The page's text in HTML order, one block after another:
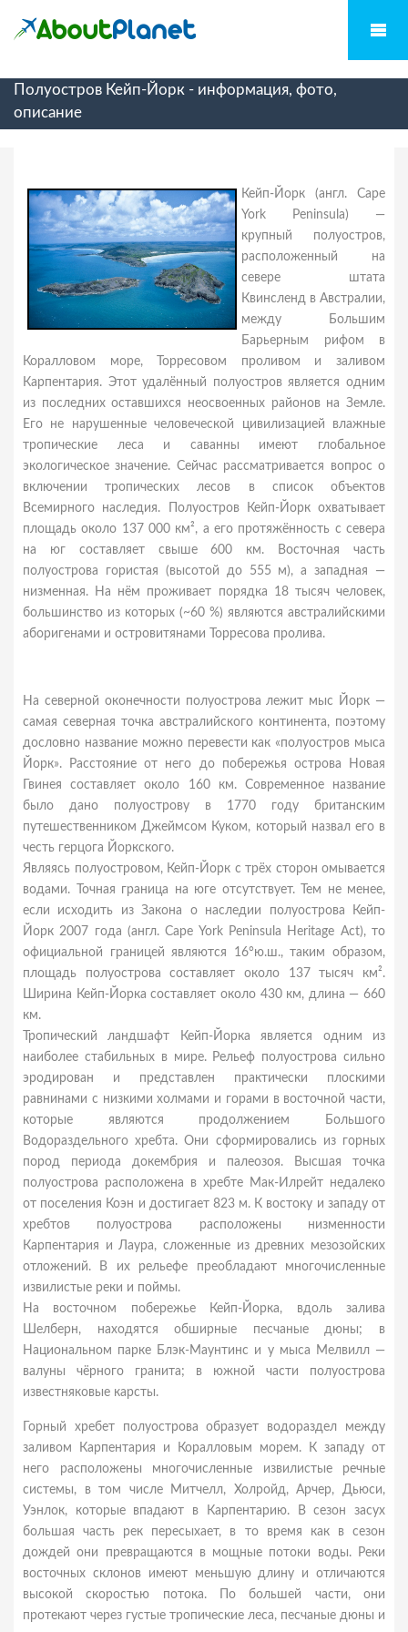
Полуостров Кейп-Йорк - информация, фото,
описание
Кейп-Йорк (англ. Cape
York Peninsula) —
крупный полуостров,
расположенный на
севере штата
Квинсленд в Австралии,
между Большим
Барьерным рифом в
Коралловом море, Торресовом проливом и заливом
Карпентария. Этот удалённый полуостров является одним
из последних оставшихся неосвоенных районов на Земле.
Его не нарушенные человеческой цивилизацией влажные
тропические леса и саванны имеют глобальное
экологическое значение. Сейчас рассматривается вопрос о
включении тропических лесов в список объектов
Всемирного наследия. Полуостров Кейп-Йорк охватывает
площадь около 137 000 км², а его протяжённость с севера
на юг составляет свыше 600 км. Восточная часть
полуострова гористая (высотой до 555 м), а западная —
низменная. На нём проживает порядка 18 тысяч человек,
большинство из которых (~60 %) являются австралийскими
аборигенами и островитянами Торресова пролива.
На северной оконечности полуострова лежит мыс Йорк —
самая северная точка австралийского континента, поэтому
дословно название можно перевести как «полуостров мыса
Йорк». Расстояние от него до побережья острова Новая
Гвинея составляет около 160 км. Современное название
было дано полуострову в 1770 году британским
путешественником Джеймсом Куком, который назвал его в
честь герцога Йоркского.
Являясь полуостровом, Кейп-Йорк с трёх сторон омывается
водами. Точная граница на юге отсутствует. Тем не менее,
если исходить из Закона о наследии полуострова Кейп-
Йорк 2007 года (англ. Cape York Peninsula Heritage Act), то
официальной границей являются 16°ю.ш., таким образом,
площадь полуострова составляет около 137 тысяч км².
Ширина Кейп-Йорка составляет около 430 км, длина — 660
км.
Тропический ландшафт Кейп-Йорка является одним из
наиболее стабильных в мире. Рельеф полуострова сильно
эродирован и представлен практически плоскими
равнинами с низкими холмами и горами в восточной части,
которые являются продолжением Большого
Водораздельного хребта. Они сформировались из горных
пород периода докембрия и палеозоя. Высшая точка
полуострова расположена в хребте Мак-Илрейт недалеко
от поселения Коэн и достигает 823 м. К востоку и западу от
хребтов полуострова расположены низменности
Карпентария и Лаура, сложенные из древних мезозойских
отложений. В их рельефе преобладают многочисленные
извилистые реки и поймы.
На восточном побережье Кейп-Йорка, вдоль залива
Шелберн, находятся обширные песчаные дюны; в
Национальном парке Блэк-Маунтинс и у мыса Мелвилл —
валуны чёрного гранита; в южной части полуострова
известняковые карсты.
Горный хребет полуострова образует водораздел между
заливом Карпентария и Коралловым морем. К западу от
него расположены многочисленные извилистые речные
системы, в том числе Митчелл, Холройд, Арчер, Дьюси,
Уэнлок, которые впадают в Карпентарию. В сезон засух
большая часть рек пересыхает, в то время как в сезон
дождей они превращаются в мощные потоки воды. Реки
восточных склонов имеют меньшую длину и отличаются
высокой скоростью потока. По большей части, они
протекают через густые тропические леса, песчаные дюны и